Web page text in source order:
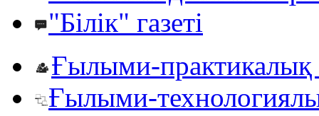
"Білік" газеті
Ғылыми-практикалық
Ғылыми-